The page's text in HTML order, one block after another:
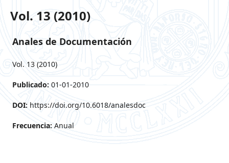
Vol. 13 (2010)
Anales de Documentación
Vol. 13 (2010)
Publicado: 01-01-2010
DOI: https://doi.org/10.6018/analesdoc
Frecuencia: Anual